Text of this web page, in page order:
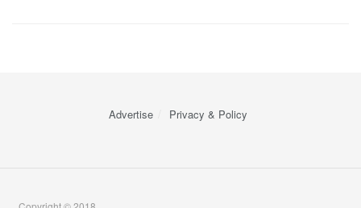
Advertise Privacy & Policy